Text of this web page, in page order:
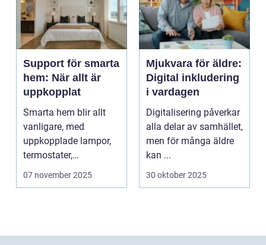
Support för smarta
hem: När allt är
uppkopplat
Smarta hem blir allt
vanligare, med
uppkopplade lampor,
termostater,
säkerhetskameror och
07 november 2025
Mjukvara för äldre:
Digital inkludering
i vardagen
Digitalisering påverkar
alla delar av samhället,
men för många äldre
kan ...
30 oktober 2025